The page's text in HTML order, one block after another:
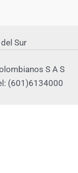
Sur
S A S
(601)6134000